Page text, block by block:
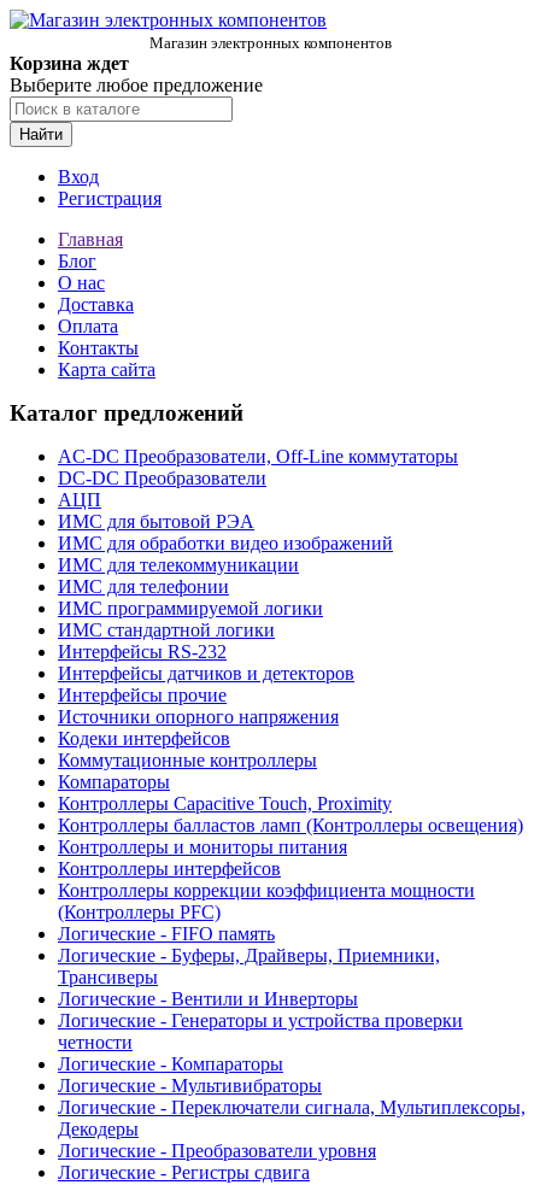
Магазин электронных компонентов
Корзина ждет
Выберите любое предложение
Найти
Вход
Регистрация
Главная
Блог
О нас
Доставка
Оплата
Контакты
Карта сайта
Каталог предложений
AC-DC Преобразователи, Off-Line коммутаторы
DC-DC Преобразователи
АЦП
ИМС для бытовой РЭА
ИМС для обработки видео изображений
ИМС для телекоммуникации
ИМС для телефонии
ИМС программируемой логики
ИМС стандартной логики
Интерфейсы RS-232
Интерфейсы датчиков и детекторов
Интерфейсы прочие
Источники опорного напряжения
Кодеки интерфейсов
Коммутационные контроллеры
Компараторы
Контроллеры Capacitive Touch, Proximity
Контроллеры балластов ламп (Контроллеры освещения)
Контроллеры и мониторы питания
Контроллеры интерфейсов
Контроллеры коррекции коэффициента мощности
(Контроллеры PFC)
Логические - FIFO память
Логические - Буферы, Драйверы, Приемники,
Трансиверы
Логические - Вентили и Инверторы
Логические - Генераторы и устройства проверки
четности
Логические - Компараторы
Логические - Мультивибраторы
Логические - Переключатели сигнала, Мультиплексоры,
Декодеры
Логические - Преобразователи уровня
Логические - Регистры сдвига